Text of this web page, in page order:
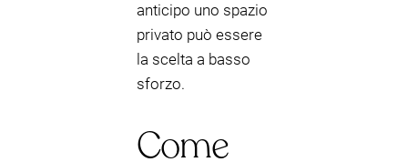
anticipo uno spazio
privato può essere
la scelta a basso
sforzo.
Come